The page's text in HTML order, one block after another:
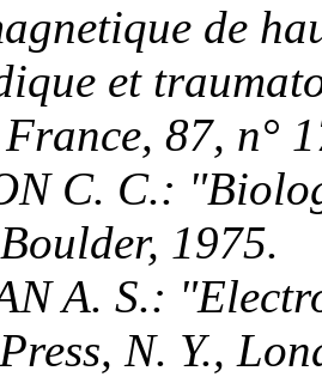
de
et
87, n°
C. C.:
1975.
A. S.:
N. Y.,